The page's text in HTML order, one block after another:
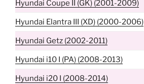
Hyundai Coupe II (GK) (2001-2009)
Hyundai Elantra III (XD) (2000-2006)
Hyundai Getz (2002-2011)
Hyundai i10 I (PA) (2008-2013)
Hyundai i20 I (2008-2014)